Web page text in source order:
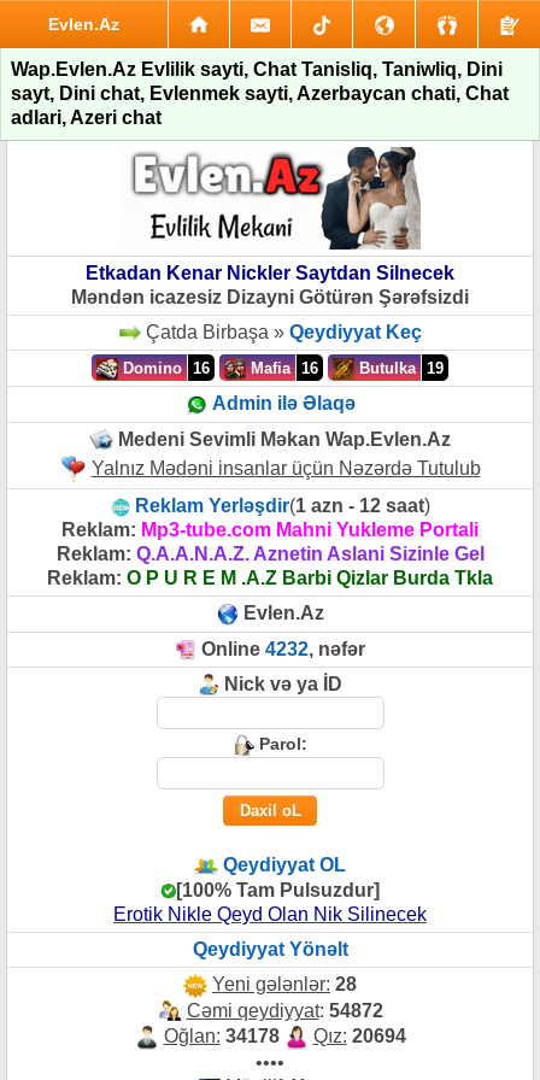
Evlen.Az
Wap.Evlen.Az Evlilik sayti, Chat Tanisliq, Taniwliq, Dini
sayt, Dini chat, Evlenmek sayti, Azerbaycan chati, Chat
adlari, Azeri chat
Etkadan Kenar Nickler Saytdan Silnecek
Məndən icazesiz Dizayni Götürən Şərəfsizdi
Çatda Birbaşa » Qeydiyyat Keç
Domino 16 Mafia 16 Butulka 19
Admin ilə Əlaqə
Medeni Sevimli Məkan Wap.Evlen.Az
Yalnız Mədəni insanlar üçün Nəzərdə Tutulub
Reklam Yerləşdir(1 azn - 12 saat)
Reklam: Mp3-tube.com Mahni Yukleme Portali
Reklam: Q.A.A.N.A.Z. Aznetin Aslani Sizinle Gel
Reklam: O P U R E M .A.Z Barbi Qizlar Burda Tkla
Evlen.Az
Online 4232, nəfər
Nick və ya İD
Parol:
Qeydiyyat OL
[100% Tam Pulsuzdur]
Erotik Nikle Qeyd Olan Nik Silinecek
Qeydiyyat Yönəlt
Yeni gələnlər: 28
Cəmi qeydiyyat: 54872
Oğlan: 34178 Qız: 20694
••••